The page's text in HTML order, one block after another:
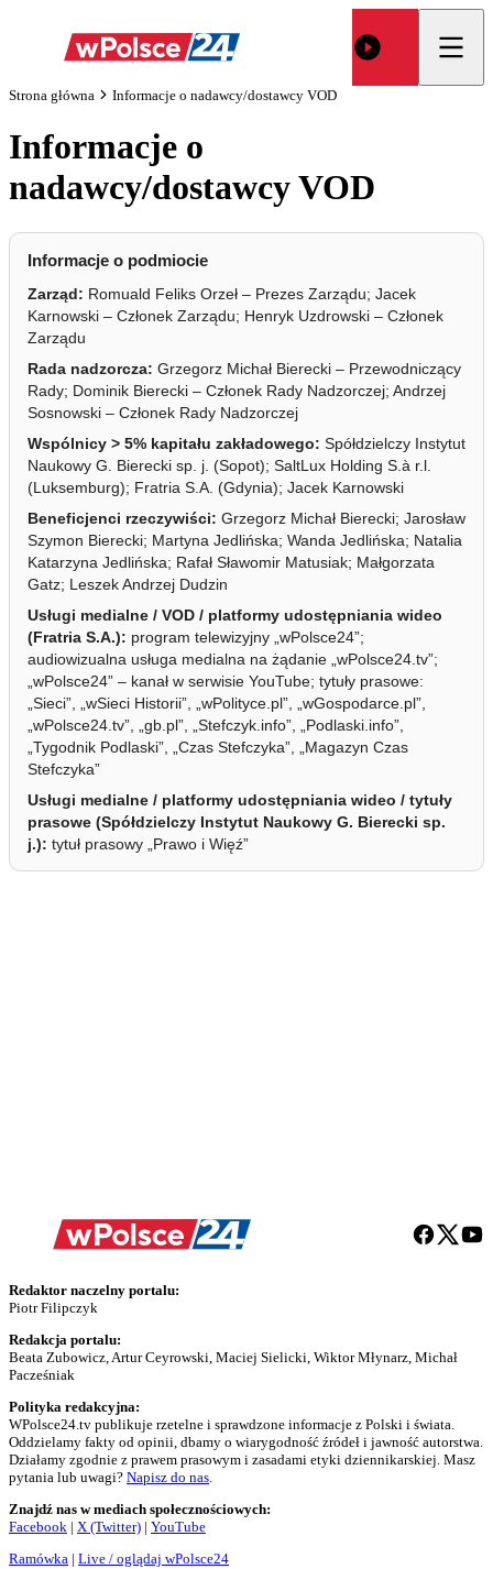
Strona główna Informacje o nadawcy/dostawcy VOD
Informacje o
nadawcy/dostawcy VOD
Informacje o podmiocie
Zarząd: Romuald Feliks Orzeł – Prezes Zarządu; Jacek
Karnowski – Członek Zarządu; Henryk Uzdrowski – Członek
Zarządu
Rada nadzorcza: Grzegorz Michał Bierecki – Przewodniczący
Rady; Dominik Bierecki – Członek Rady Nadzorczej; Andrzej
Sosnowski – Członek Rady Nadzorczej
Wspólnicy > 5% kapitału zakładowego: Spółdzielczy Instytut
Naukowy G. Bierecki sp. j. (Sopot); SaltLux Holding S.à r.l.
(Luksemburg); Fratria S.A. (Gdynia); Jacek Karnowski
Beneficjenci rzeczywiści: Grzegorz Michał Bierecki; Jarosław
Szymon Bierecki; Martyna Jedlińska; Wanda Jedlińska; Natalia
Katarzyna Jedlińska; Rafał Sławomir Matusiak; Małgorzata
Gatz; Leszek Andrzej Dudzin
Usługi medialne / VOD / platformy udostępniania wideo
(Fratria S.A.): program telewizyjny „wPolsce24”;
audiowizualna usługa medialna na żądanie „wPolsce24.tv”;
„wPolsce24” – kanał w serwisie YouTube; tytuły prasowe:
„Sieci”, „wSieci Historii”, „wPolityce.pl”, „wGospodarce.pl”,
„wPolsce24.tv”, „gb.pl”, „Stefczyk.info”, „Podlaski.info”,
„Tygodnik Podlaski”, „Czas Stefczyka”, „Magazyn Czas
Stefczyka”
Usługi medialne / platformy udostępniania wideo / tytuły
prasowe (Spółdzielczy Instytut Naukowy G. Bierecki sp.
j.): tytuł prasowy „Prawo i Więź”
Redaktor naczelny portalu:
Piotr Filipczyk
Redakcja portalu:
Beata Zubowicz, Artur Ceyrowski, Maciej Sielicki, Wiktor Młynarz, Michał
Pacześniak
Polityka redakcyjna:
WPolsce24.tv publikuje rzetelne i sprawdzone informacje z Polski i świata.
Oddzielamy fakty od opinii, dbamy o wiarygodność źródeł i jawność autorstwa.
Działamy zgodnie z prawem prasowym i zasadami etyki dziennikarskiej. Masz
pytania lub uwagi? Napisz do nas.
Znajdź nas w mediach społecznościowych:
Facebook | X (Twitter) | YouTube
Ramówka | Live / oglądaj wPolsce24